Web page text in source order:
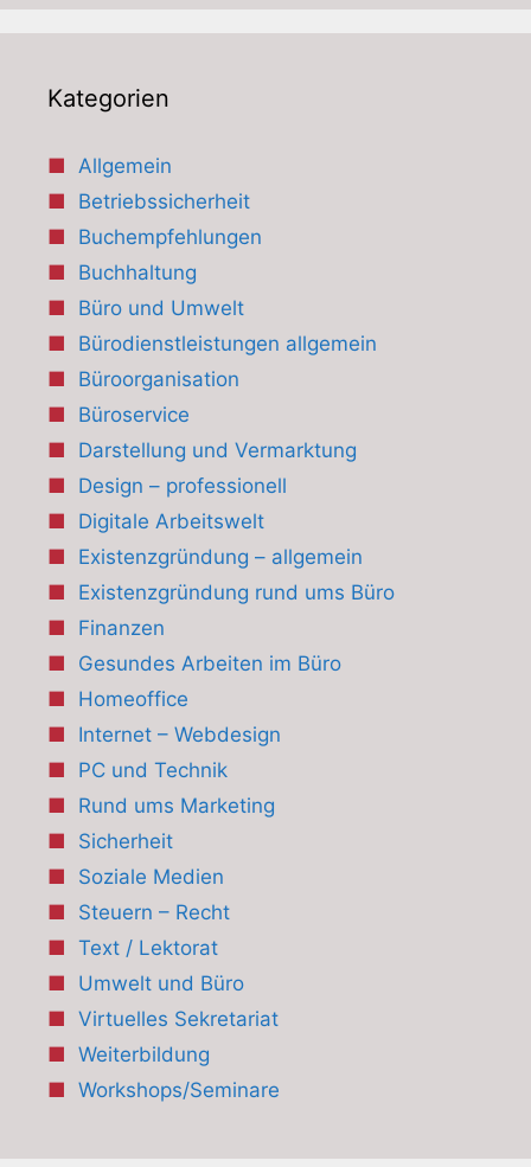
Kategorien
Allgemein
Betriebssicherheit
Buchempfehlungen
Buchhaltung
Büro und Umwelt
Bürodienstleistungen allgemein
Büroorganisation
Büroservice
Darstellung und Vermarktung
Design – professionell
Digitale Arbeitswelt
Existenzgründung – allgemein
Existenzgründung rund ums Büro
Finanzen
Gesundes Arbeiten im Büro
Homeoffice
Internet – Webdesign
PC und Technik
Rund ums Marketing
Sicherheit
Soziale Medien
Steuern – Recht
Text / Lektorat
Umwelt und Büro
Virtuelles Sekretariat
Weiterbildung
Workshops/Seminare